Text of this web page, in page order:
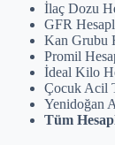
İlaç Dozu
GFR
Kan Grubu
Promil
İdeal Kilo
Çocuk Acil
Yenidoğan
Tüm